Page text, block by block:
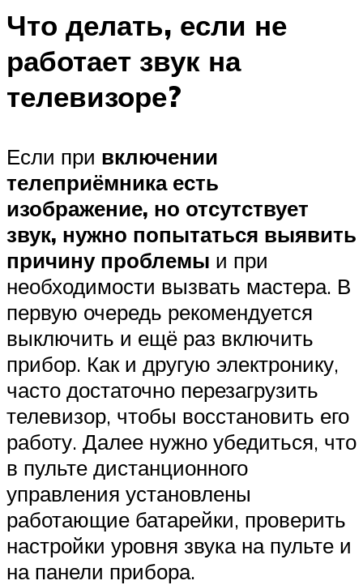
Что делать, если не
работает звук на
телевизоре?
Если при включении
телеприёмника есть
изображение, но отсутствует
звук, нужно попытаться выявить
причину проблемы и при
необходимости вызвать мастера. В
первую очередь рекомендуется
выключить и ещё раз включить
прибор. Как и другую электронику,
часто достаточно перезагрузить
телевизор, чтобы восстановить его
работу. Далее нужно убедиться, что
в пульте дистанционного
управления установлены
работающие батарейки, проверить
настройки уровня звука на пульте и
на панели прибора.